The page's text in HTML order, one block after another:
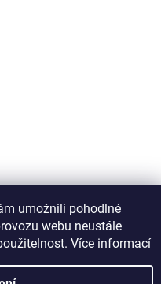
umožnili pohodlné
webu neustále
Více informací